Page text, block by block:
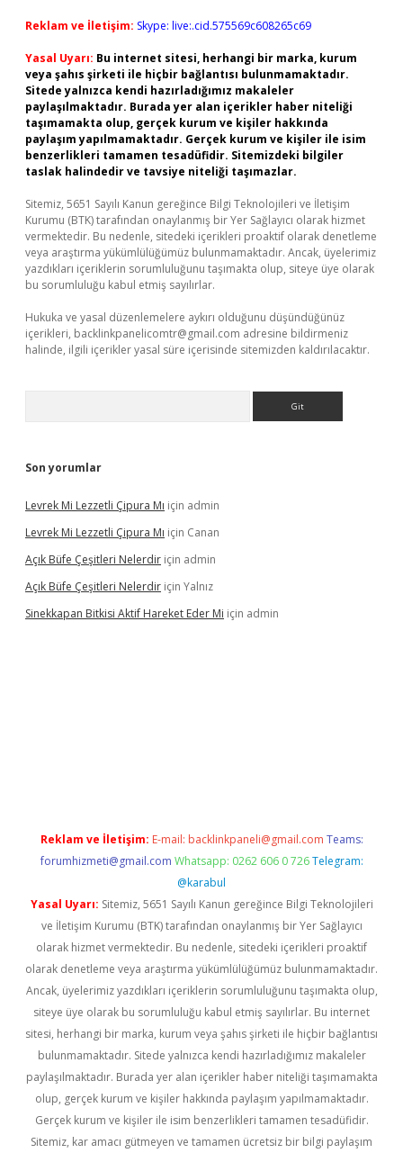
Reklam ve İletişim: Skype: live:.cid.575569c608265c69
Yasal Uyarı: Bu internet sitesi, herhangi bir marka, kurum
veya şahıs şirketi ile hiçbir bağlantısı bulunmamaktadır.
Sitede yalnızca kendi hazırladığımız makaleler
paylaşılmaktadır. Burada yer alan içerikler haber niteliği
taşımamakta olup, gerçek kurum ve kişiler hakkında
paylaşım yapılmamaktadır. Gerçek kurum ve kişiler ile isim
benzerlikleri tamamen tesadüfidir. Sitemizdeki bilgiler
taslak halindedir ve tavsiye niteliği taşımazlar.
Sitemiz, 5651 Sayılı Kanun gereğince Bilgi Teknolojileri ve İletişim
Kurumu (BTK) tarafından onaylanmış bir Yer Sağlayıcı olarak hizmet
vermektedir. Bu nedenle, sitedeki içerikleri proaktif olarak denetleme
veya araştırma yükümlülüğümüz bulunmamaktadır. Ancak, üyelerimiz
yazdıkları içeriklerin sorumluluğunu taşımakta olup, siteye üye olarak
bu sorumluluğu kabul etmiş sayılırlar.
Hukuka ve yasal düzenlemelere aykırı olduğunu düşündüğünüz
içerikleri, backlinkpanelicomtr@gmail.com adresine bildirmeniz
halinde, ilgili içerikler yasal süre içerisinde sitemizden kaldırılacaktır.
Son yorumlar
Levrek Mi Lezzetli Çipura Mı için admin
Levrek Mi Lezzetli Çipura Mı için Canan
Açık Büfe Çeşitleri Nelerdir için admin
Açık Büfe Çeşitleri Nelerdir için Yalnız
Sinekkapan Bitkisi Aktif Hareket Eder Mi için admin
Reklam ve İletişim: E-mail: backlinkpaneli@gmail.com Teams:
forumhizmeti@gmail.com Whatsapp: 0262 606 0 726 Telegram:
@karabul
Yasal Uyarı: Sitemiz, 5651 Sayılı Kanun gereğince Bilgi Teknolojileri
ve İletişim Kurumu (BTK) tarafından onaylanmış bir Yer Sağlayıcı
olarak hizmet vermektedir. Bu nedenle, sitedeki içerikleri proaktif
olarak denetleme veya araştırma yükümlülüğümüz bulunmamaktadır.
Ancak, üyelerimiz yazdıkları içeriklerin sorumluluğunu taşımakta olup,
siteye üye olarak bu sorumluluğu kabul etmiş sayılırlar. Bu internet
sitesi, herhangi bir marka, kurum veya şahıs şirketi ile hiçbir bağlantısı
bulunmamaktadır. Sitede yalnızca kendi hazırladığımız makaleler
paylaşılmaktadır. Burada yer alan içerikler haber niteliği taşımamakta
olup, gerçek kurum ve kişiler hakkında paylaşım yapılmamaktadır.
Gerçek kurum ve kişiler ile isim benzerlikleri tamamen tesadüfidir.
Sitemiz, kar amacı gütmeyen ve tamamen ücretsiz bir bilgi paylaşım